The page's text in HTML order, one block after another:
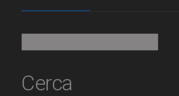
Cerca